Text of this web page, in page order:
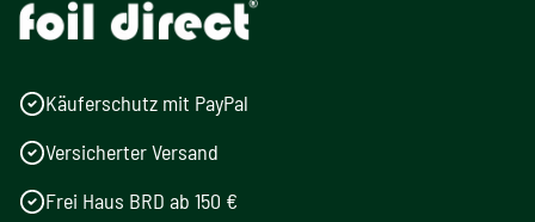
Käuferschutz mit PayPal
Versicherter Versand
Frei Haus BRD ab 150 €